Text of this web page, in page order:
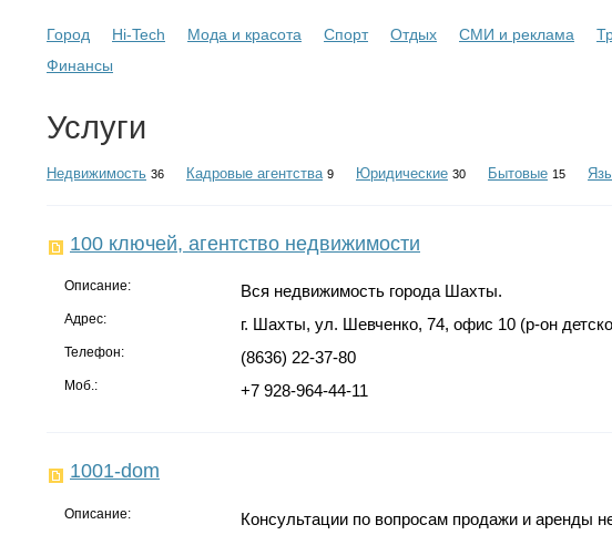
Город Hi-Tech Мода и красота Спорт Отдых СМИ и реклама
Финансы
Услуги
Недвижимость 36 Кадровые агентства 9 Юридические 30 Бытовые 15
100 ключей, агентство недвижимости
Описание: Вся недвижимость города Шахты.
Адрес: г. Шахты, ул. Шевченко, 74, офис 10 (р-он
Телефон: (8636) 22-37-80
Моб.: +7 928-964-44-11
1001-dom
Описание:
Консультации по вопросам продажи и аренды